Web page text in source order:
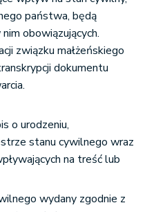
państwa, będą
obowiązujących.
związku małżeńskiego
dokumentu
o urodzeniu,
stanu cywilnego wraz
na treść lub
wydany zgodnie z